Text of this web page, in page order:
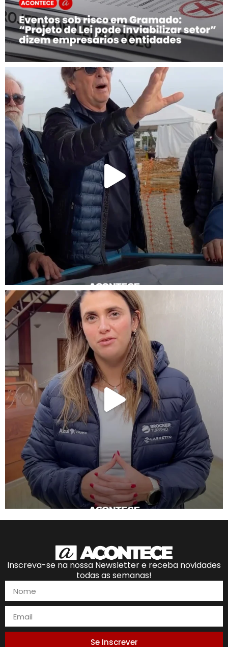
Inscreva-se na nossa Newsletter e receba novidades
todas as semanas!
Se Inscrever